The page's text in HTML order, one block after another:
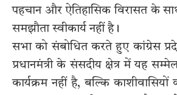
पहचान और ऐतिहासिक विरासत के
समझौता स्वीकार्य नहीं है।
सभा को संबोधित करते हुए कांग्रेस
प्रधानमंत्री के संसदीय क्षेत्र में यह
कार्यक्रम नहीं है, बल्कि